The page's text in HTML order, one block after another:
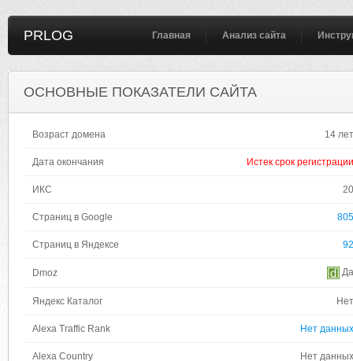
PRLOG Главная Анализ сайта
ОСНОВНЫЕ ПОКАЗАТЕЛИ САЙТА
Возраст домена 14 лет
Дата окончания Истек срок регистрации
ИКС 20
Страниц в Google 805
Страниц в Яндексе 92
Dmoz Да
Яндекс Каталог Нет
Alexa Traffic Rank Нет данных
Alexa Country Нет данных